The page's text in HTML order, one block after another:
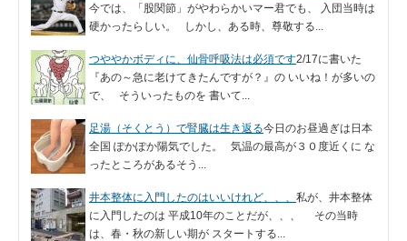
今では、「股関節」がやわらかいマー君でも、 入団当時は
硬かったらしい。 しかし、ある時、尊敬する...
つややかボディに、仙骨呼吸法は必須です2/17に書いた
『あの～急に老けてきたんですが？』の いいね！が多いの
で、 そういったものを 書いて...
足湯（そくとう）で腎臓は生き返る今日のお昼過ぎは日本
全国 ぽかぽか陽気でした。 気温の最高が３０度近くに な
ったところがあるそう...
井本整体に入門したのはいいけれど、、、 私が、井本整体
に入門したのは 平成10年のことだが、、、 その当時
は、春・秋の新しい期が スタートする...